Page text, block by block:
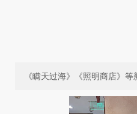
《瞒天过海》《照明商店》